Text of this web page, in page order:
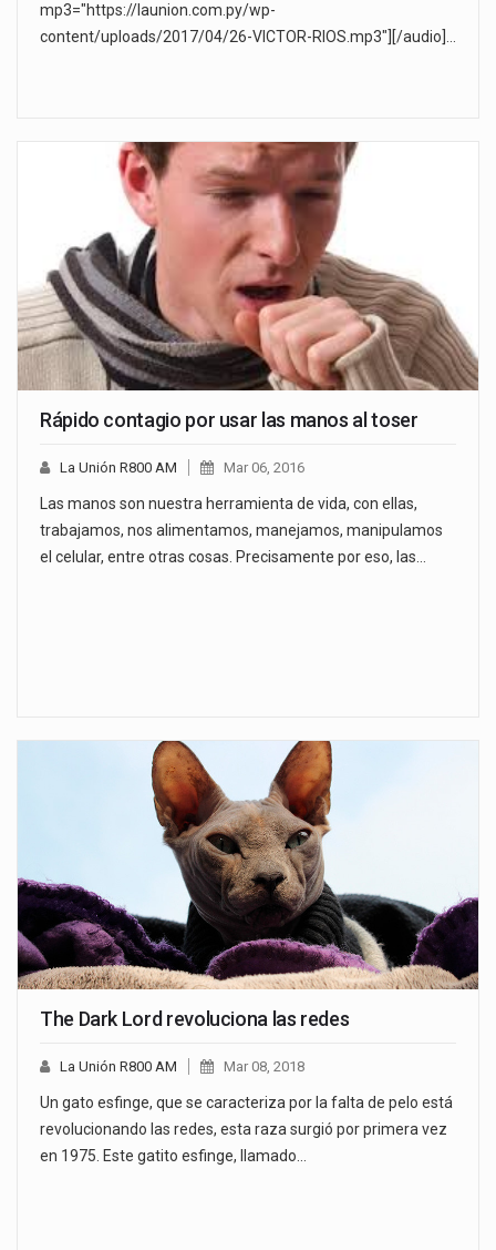
mp3="https://launion.com.py/wp-
content/uploads/2017/04/26-VICTOR-RIOS.mp3"][/audio]…
Rápido contagio por usar las manos al toser
La Unión R800 AM Mar 06, 2016
Las manos son nuestra herramienta de vida, con ellas,
trabajamos, nos alimentamos, manejamos, manipulamos
el celular, entre otras cosas. Precisamente por eso, las…
The Dark Lord revoluciona las redes
La Unión R800 AM Mar 08, 2018
Un gato esfinge, que se caracteriza por la falta de pelo está
revolucionando las redes, esta raza surgió por primera vez
en 1975. Este gatito esfinge, llamado…